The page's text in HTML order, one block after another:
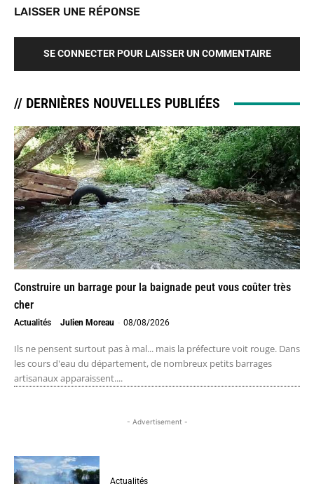
LAISSER UNE RÉPONSE
SE CONNECTER POUR LAISSER UN COMMENTAIRE
// DERNIÈRES NOUVELLES PUBLIÉES
Construire un barrage pour la baignade peut vous coûter très
cher
Actualités Julien Moreau - 08/08/2026
Ils ne pensent surtout pas à mal... mais la préfecture voit rouge. Dans
les cours d'eau du département, de nombreux petits barrages
artisanaux apparaissent....
- Advertisement -
Actualités